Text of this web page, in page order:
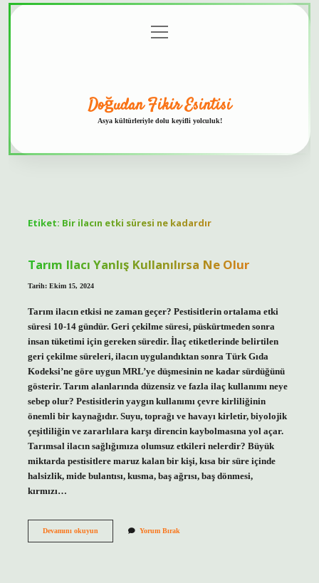
menüyü
aç
Doğudan Fikir Esintisi
Asya kültürleriyle dolu keyifli yolculuk!
Etiket: Bir ilacın etki süresi ne kadardır
Tarım Ilacı Yanlış Kullanılırsa Ne Olur
Tarih: Ekim 15, 2024
Tarım ilacın etkisi ne zaman geçer? Pestisitlerin ortalama etki
süresi 10-14 gündür. Geri çekilme süresi, püskürtmeden sonra
insan tüketimi için gereken süredir. İlaç etiketlerinde belirtilen
geri çekilme süreleri, ilacın uygulandıktan sonra Türk Gıda
Kodeksi’ne göre uygun MRL’ye düşmesinin ne kadar sürdüğünü
gösterir. Tarım alanlarında düzensiz ve fazla ilaç kullanımı neye
sebep olur? Pestisitlerin yaygın kullanımı çevre kirliliğinin
önemli bir kaynağıdır. Suyu, toprağı ve havayı kirletir, biyolojik
çeşitliliğin ve zararlılara karşı direncin kaybolmasına yol açar.
Tarımsal ilacın sağlığımıza olumsuz etkileri nelerdir? Büyük
miktarda pestisitlere maruz kalan bir kişi, kısa bir süre içinde
halsizlik, mide bulantısı, kusma, baş ağrısı, baş dönmesi,
kırmızı…
Devamını okuyunTarım
Yorum Bırak